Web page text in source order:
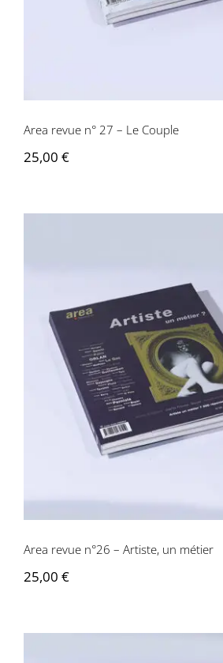
Area revue n° 27 – Le Couple
25,00 €
Area revue n°26 –
Area revue n°26 – Artiste, un métier
25,00 €